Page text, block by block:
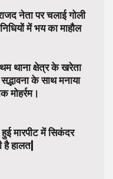
नेता पर चलाई गोली
में भय का माहौल
थाना क्षेत्र के खरेता
के साथ मनाया
मोहर्रम।
हुई मारपीट में सिकंदर
हालत|